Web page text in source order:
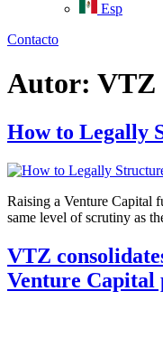
Esp
Contacto
Autor: VTZ
How to Legally
Raising a Venture Capital
same level of scrutiny as
VTZ
Venture Capital